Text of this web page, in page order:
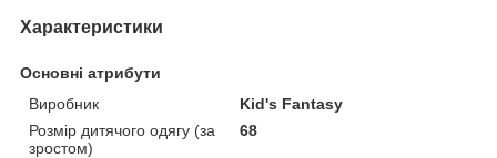
Характеристики
Основні атрибути
Виробник
Kid's Fantasy
Розмір дитячого одягу (за
зростом)
68